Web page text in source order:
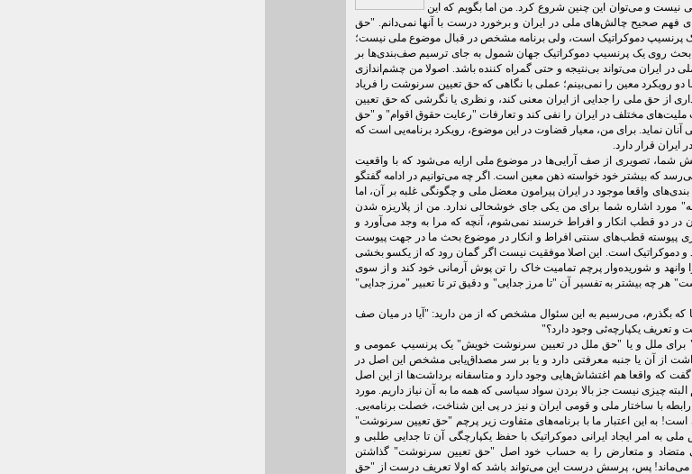
و می‌توان این چنین شروع کرد. من اما بگویم که این
فهم صحیح چالش‌های ملی در ایران و برخورد درست با آنها نمی‌دانم. "حق
دموکراتیک است، ولی برنامه مشخص در قبال موضوع ملی نیست؛
بحث روی یک پرنسیپ دموکراتیک جهان شمول به جای ترسیم صف‌بندی‌ها بر
در ایران می‌تواند بی‌نتیجه و حتی گمراه کننده باشد. اصولا من چشم‌اندازی
رویکرد معین را نمی‌بینم؛ عملی با نگاهی که حق تعیین سرنوشت را فریاد
از حق ملی را جدایی از ایران معنی ‌کند، و نظری یا نگرشی که حق تعیین
مختلف در ایران را نفی کند و تعارفات "رعایت حقوق اقوام" و "حق
نماید. برای من، معیار قضاوت در این موضوع، رویکرد برنامه‌یی است که
ایران قرار دارد.
شما، تصویری از صف آرایی‌ها در موضوع ملی ارایه می‌شود که با واقعیت
که بیشتر خود خواسته ذهن معین است. اگر چه می‌توانیم در ادامه گفتگو
واقعا موجود در ایران پیرامون معضل ملی و چگونگی غلبه بر آن، اما
مورد اشاره شما برای من یکی جای خوشحالی ندارد. من از پلاریزه شدن
در دو قطب انکار و افراط خرسند نمی‌شوم، آنچه که مرا به وجد می‌آورد و
پیوسته قطب‌های سنتی افراط و انکار در موضوع بحث ما در جهت پیوست
و دموکراتیک است. این اصلا موفقیت نیست اگر گمان رود که از یکسو بخشی
و شوریده‌وار پرچم تمامیت خاک را تن پوش آرمانی خود کند و از سوی
هر چه بیشتر به تفسیر آن "تا مرز جدایی" و دقیق تر تا تعبیر "مرز جدایی"
که بگذرم، می‌رسیم به این سئوال مشخص که از من دارید: "آیا در میان صف
تعریف یکپارچه‌ئی وجود دارد؟"
برای ملل و یا "حق ملل در تعیین سرنوشت خویش" یک پرنسیپ عمومی و
از آن یا جنبه معرفتی دارد و یا بر سر مصداق‌یابی مشخص این اصل در
گفت که واقعا هم اغتشاش‌هایی وجود دارد و متاسفانه برداشت‌ها از این اصل
چیزی نیست جز بالا بردن سواد سیاسی که همه ما به آن نیاز داریم. مورد
با ساختار ملی و قومی ایران و نیز در پی این شناخت، خصلت برنامه‌یی.
به این اعتبار ما با برنامه‌های متفاوت زیر پرچم "حق تعیین سرنوشت"
به امر ایجاد ایرانی دموکراتیک با حفظ یکپارچگی آن تا جدایی طلبی و
متضاد و متعارض را به حساب خود اصل "حق تعیین سرنوشت" گذاشتن
می‌ماند! پس، پرسش درست این می‌تواند باشد که اولا تعریف درست از "حق